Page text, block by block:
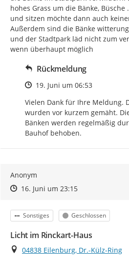
hohes Grass um die Bänke,
und sitzen möchte dann auch
Außerdem sind die Bänke
und der Stadtpark läd nicht zum
wenn überhaupt möglich
Rückmeldung
Zeitpunkt des Erstellens
19. Juni um 06:53
Vielen Dank für Ihre Meldung.
wurden vor kurzem gemäht.
Bänken werden regelmäßig
Bauhof behoben.
Anonym
Zeitpunkt des Erstellens
Zeitpunkt des Erstellens
16. Juni um 23:15Zur Äußerung
Kategorie
Sonstiges Status
Geschlossen
Licht im Rinckart-Haus
Ort
04838 Eilenburg, Dr.-Külz-Ring